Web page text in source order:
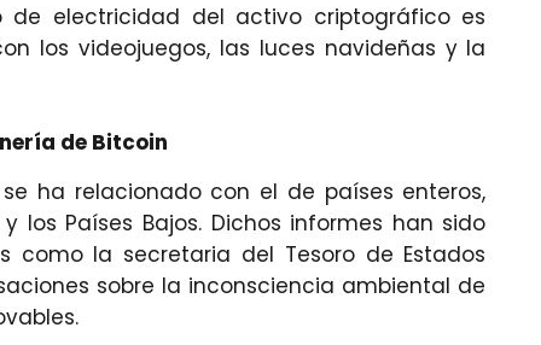
electricidad del activo criptográfico es
los videojuegos, las luces navideñas y la
de Bitcoin
ha relacionado con el de países enteros,
los Países Bajos. Dichos informes han sido
la secretaria del Tesoro de Estados
sobre la inconsciencia ambiental de